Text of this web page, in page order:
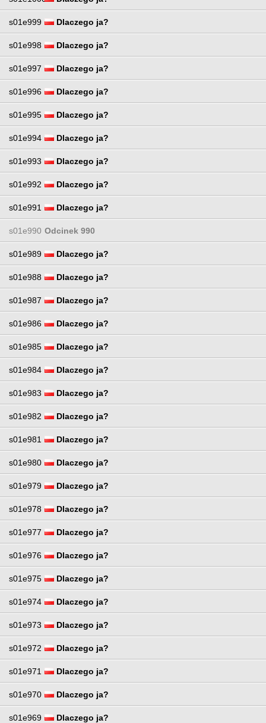
s01e999 Dlaczego ja?
s01e998 Dlaczego ja?
s01e997 Dlaczego ja?
s01e996 Dlaczego ja?
s01e995 Dlaczego ja?
s01e994 Dlaczego ja?
s01e993 Dlaczego ja?
s01e992 Dlaczego ja?
s01e991 Dlaczego ja?
s01e990 Odcinek 990
s01e989 Dlaczego ja?
s01e988 Dlaczego ja?
s01e987 Dlaczego ja?
s01e986 Dlaczego ja?
s01e985 Dlaczego ja?
s01e984 Dlaczego ja?
s01e983 Dlaczego ja?
s01e982 Dlaczego ja?
s01e981 Dlaczego ja?
s01e980 Dlaczego ja?
s01e979 Dlaczego ja?
s01e978 Dlaczego ja?
s01e977 Dlaczego ja?
s01e976 Dlaczego ja?
s01e975 Dlaczego ja?
s01e974 Dlaczego ja?
s01e973 Dlaczego ja?
s01e972 Dlaczego ja?
s01e971 Dlaczego ja?
s01e970 Dlaczego ja?
s01e969 Dlaczego ja?